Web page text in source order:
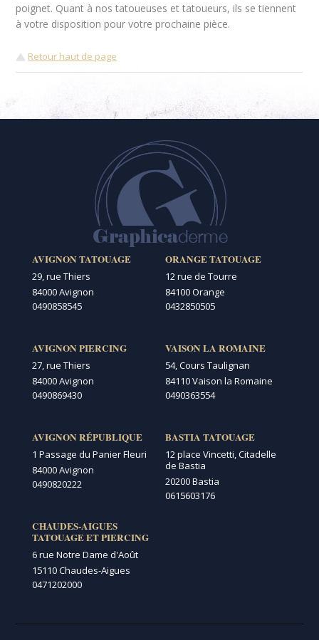
poignet. Quant à nos tatoueuses et tatoueurs, ils se tiennent
à votre disposition pour votre prochaine pièce.
Retour haut de page
AVIGNON TATOUAGE
29, rue Thiers
84000 Avignon
0490858545
AVIGNON PIERCING
27, rue Thiers
84000 Avignon
0490869430
AVIGNON RÉPUBLIQUE
1 Passage du Panier Fleuri
84000 Avignon
0490820222
CHAUDES-AIGUES
TATOUAGE ET PIERCING
6 rue Notre Dame d'Août
15110 Chaudes-Aigues
0471202000
ORANGE TATOUAGE
12 rue de Tourre
84100 Orange
0432850505
VAISON LA ROMAINE
54, Cours Taulignan
84110 Vaison la Romaine
0490363554
BASTIA TATOUAGE
12 place Vincetti, Citadelle
de Bastia
20200 Bastia
0615603176